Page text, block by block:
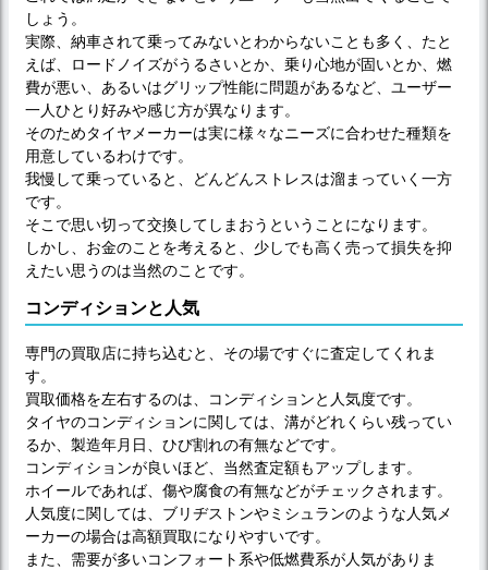
しょう。
実際、納車されて乗ってみないとわからないことも多く、たと
えば、ロードノイズがうるさいとか、乗り心地が固いとか、燃
費が悪い、あるいはグリップ性能に問題があるなど、ユーザー
一人ひとり好みや感じ方が異なります。
そのためタイヤメーカーは実に様々なニーズに合わせた種類を
用意しているわけです。
我慢して乗っていると、どんどんストレスは溜まっていく一方
です。
そこで思い切って交換してしまおうということになります。
しかし、お金のことを考えると、少しでも高く売って損失を抑
えたい思うのは当然のことです。
コンディションと人気
専門の買取店に持ち込むと、その場ですぐに査定してくれま
す。
買取価格を左右するのは、コンディションと人気度です。
タイヤのコンディションに関しては、溝がどれくらい残ってい
るか、製造年月日、ひび割れの有無などです。
コンディションが良いほど、当然査定額もアップします。
ホイールであれば、傷や腐食の有無などがチェックされます。
人気度に関しては、ブリヂストンやミシュランのような人気メ
ーカーの場合は高額買取になりやすいです。
また、需要が多いコンフォート系や低燃費系が人気がありま